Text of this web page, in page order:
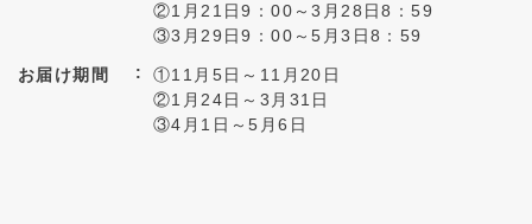
②1月21日9：00～3月28日8：59
③3月29日9：00～5月3日8：59
お届け期間
①11月5日～11月20日
②1月24日～3月31日
③4月1日～5月6日